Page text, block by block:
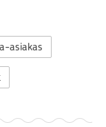
asiakas